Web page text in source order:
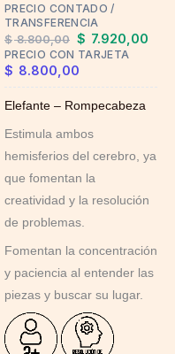
PRECIO CONTADO /
TRANSFERENCIA
$8.800,00 $ 7.920,00
PRECIO CON TARJETA
$ 8.800,00
Elefante – Rompecabeza
Estimula ambos
hemisferios del cerebro, ya
que fomentan la
creatividad y la resolución
de problemas.
Fomentan la concentración
y paciencia al entender las
piezas y buscar su lugar.